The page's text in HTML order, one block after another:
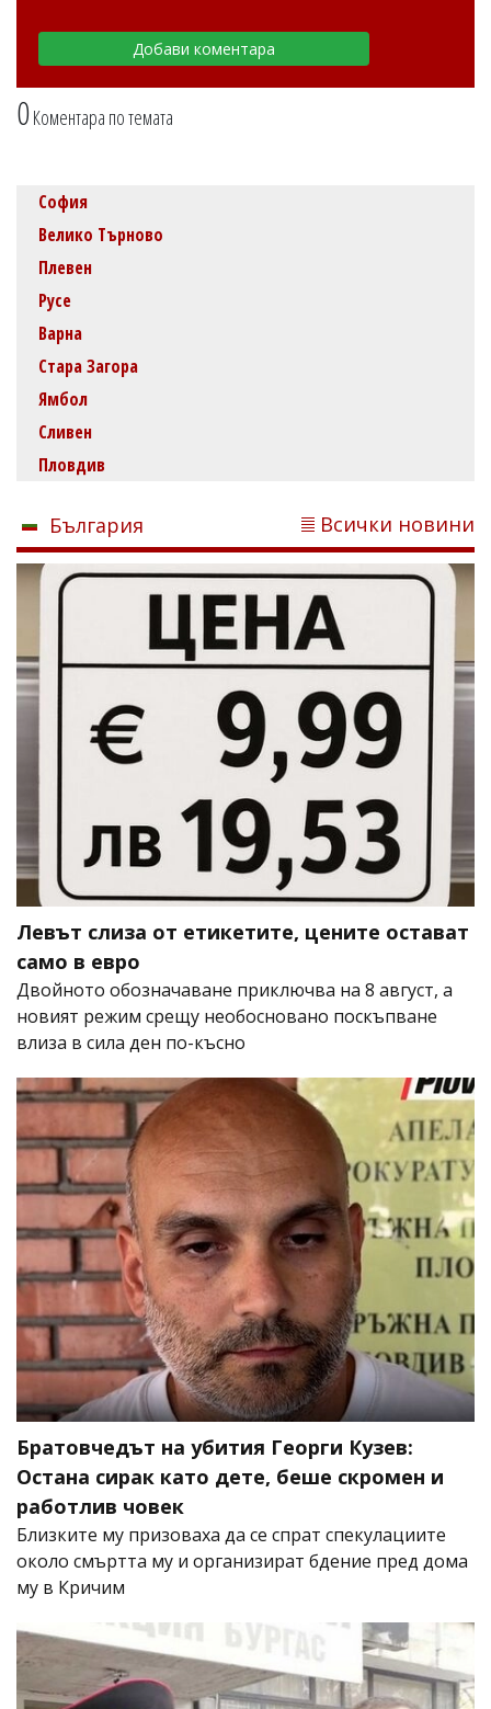
0Коментара по темата
София
Велико Търново
Плевен
Русе
Варна
Стара Загора
Ямбол
Сливен
Пловдив
България Всички новини
Левът слиза от етикетите, цените остават
само в евро
Двойното обозначаване приключва на 8 август, а
новият режим срещу необосновано поскъпване
влиза в сила ден по-късно
Братовчедът на убития Георги Кузев:
Остана сирак като дете, беше скромен и
работлив човек
Близките му призоваха да се спрат спекулациите
около смъртта му и организират бдение пред дома
му в Кричим